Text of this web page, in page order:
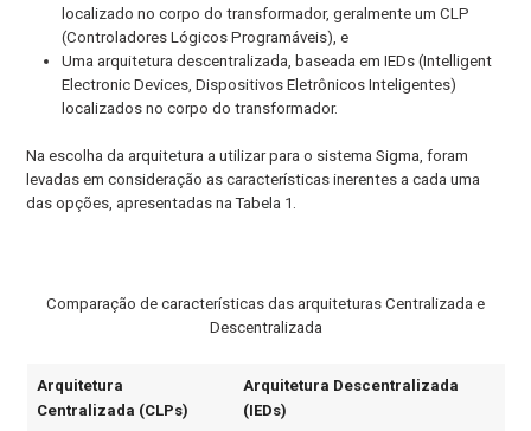
localizado no corpo do transformador, geralmente um CLP
(Controladores Lógicos Programáveis), e
Uma arquitetura descentralizada, baseada em IEDs (Intelligent
Electronic Devices, Dispositivos Eletrônicos Inteligentes)
localizados no corpo do transformador.
Na escolha da arquitetura a utilizar para o sistema Sigma, foram
levadas em consideração as características inerentes a cada uma
das opções, apresentadas na Tabela 1.
Comparação de características das arquiteturas Centralizada e
Descentralizada
Arquitetura
Centralizada (CLPs)
Arquitetura Descentralizada
(IEDs)